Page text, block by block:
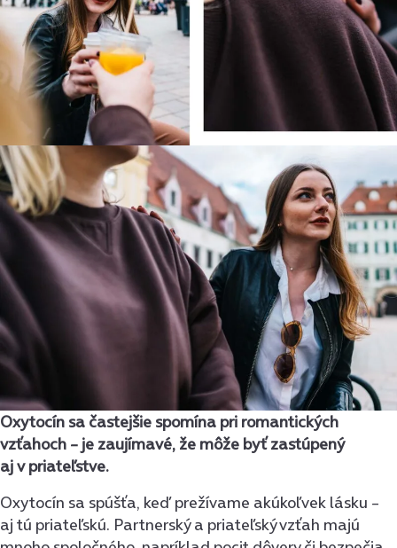
Oxytocín sa častejšie spomína pri romantických
vzťahoch – je zaujímavé, že môže byť zastúpený
aj v priateľstve.
Oxytocín sa spúšťa, keď prežívame akúkoľvek lásku –
aj tú priateľskú. Partnerský a priateľský vzťah majú